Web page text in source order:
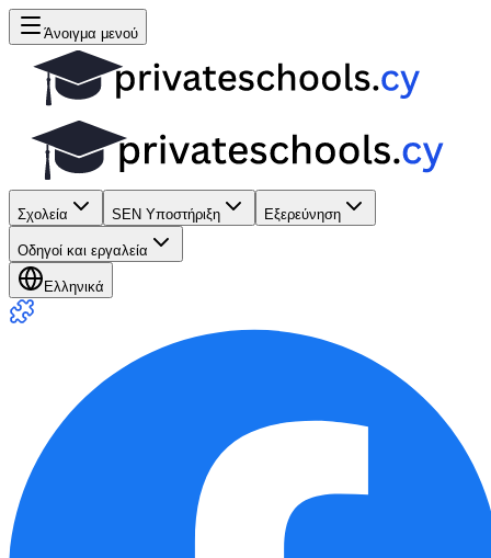
Άνοιγμα μενού
Σχολεία SEN Υποστήριξη Εξερεύνηση
Οδηγοί και εργαλεία
Ελληνικά